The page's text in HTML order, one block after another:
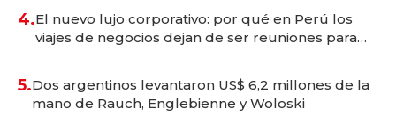
4.El nuevo lujo corporativo: por qué en Perú los
viajes de negocios dejan de ser reuniones para
5.Dos argentinos levantaron US$ 6,2 millones de la
mano de Rauch, Englebienne y Woloski